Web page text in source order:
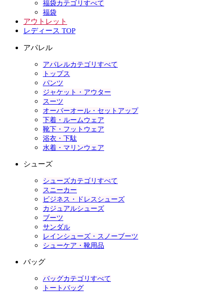
福袋カテゴリすべて
福袋
アウトレット
レディース TOP
アパレル
アパレルカテゴリすべて
トップス
パンツ
ジャケット・アウター
スーツ
オーバーオール・セットアップ
下着・ルームウェア
靴下・フットウェア
浴衣・下駄
水着・マリンウェア
シューズ
シューズカテゴリすべて
スニーカー
ビジネス・ドレスシューズ
カジュアルシューズ
ブーツ
サンダル
レインシューズ・スノーブーツ
シューケア・靴用品
バッグ
バッグカテゴリすべて
トートバッグ